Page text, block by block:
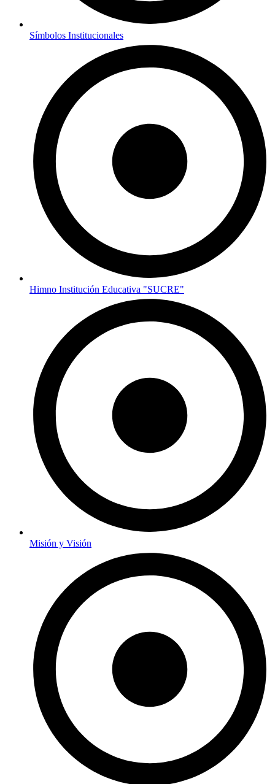
Símbolos Institucionales
Himno Institución Educativa "SUCRE"
Misión y Visión